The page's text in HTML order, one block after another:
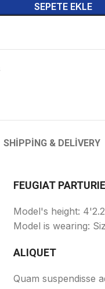
SEPETE EKLE
SHIPPING & DELIVERY
FEUGIAT
Model's height:
Model is wearing:
ALIQUET
Quam suspendisse